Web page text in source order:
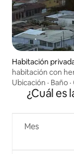
Habitación
habitación con
Ubicación · Baño ·
¿Cuál es
Mes